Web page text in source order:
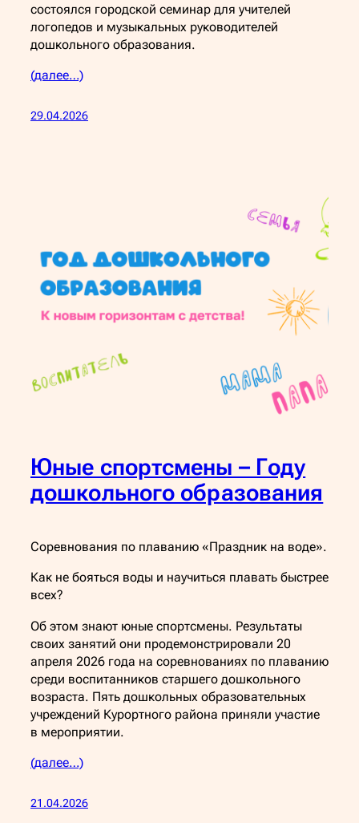
состоялся городской семинар для учителей
логопедов и музыкальных руководителей
дошкольного образования.
(далее…)
29.04.2026
Юные спортсмены – Году
дошкольного образования
Соревнования по плаванию «Праздник на воде».
Как не бояться воды и научиться плавать быстрее
всех?
Об этом знают юные спортсмены. Результаты
своих занятий они продемонстрировали 20
апреля 2026 года на соревнованиях по плаванию
среди воспитанников старшего дошкольного
возраста. Пять дошкольных образовательных
учреждений Курортного района приняли участие
в мероприятии.
(далее…)
21.04.2026